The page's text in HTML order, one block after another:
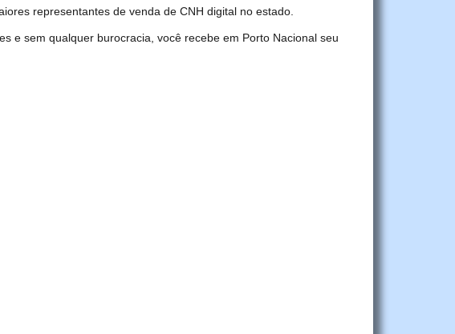
representantes de venda de CNH digital no estado.
e sem qualquer burocracia, você recebe em Porto Nacional seu